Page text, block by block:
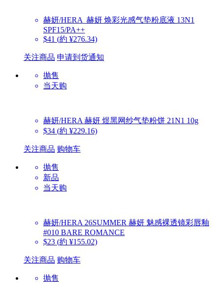
赫妍/HERA 赫妍 焕彩光感气垫粉底液 13N1
SPF15/PA++
$41 (約 ¥276.34)
关注商品 申请到货通知
抛售
当天购
赫妍/HERA 赫妍 煜黑网纱气垫粉饼 21N1 10g
$34 (約 ¥229.16)
关注商品 购物车
抛售
新品
当天购
赫妍/HERA 26SUMMER 赫妍 魅感裸透镜彩唇釉
#010 BARE ROMANCE
$23 (約 ¥155.02)
关注商品 购物车
抛售